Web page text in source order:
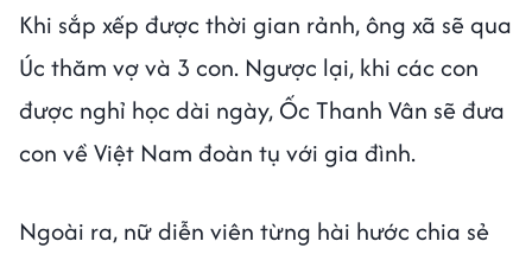
Khi sắp xếp được thời gian rảnh, ông xã sẽ qua
Úc thăm vợ và 3 con. Ngược lại, khi các con
được nghỉ học dài ngày, Ốc Thanh Vân sẽ đưa
con về Việt Nam đoàn tụ với gia đình.
Ngoài ra, nữ diễn viên từng hài hước chia sẻ